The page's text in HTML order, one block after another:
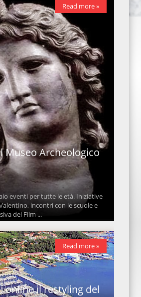
Museo Archeologico
eventi per tutte le età. Iniziative
incontri con le scuole e
del Film ...
Read more »
online il restyling del
Read more »